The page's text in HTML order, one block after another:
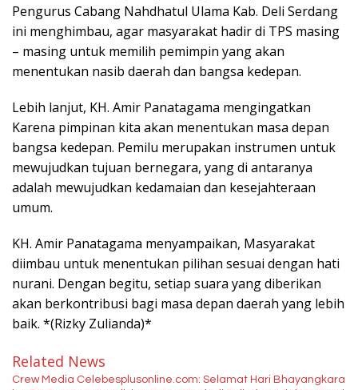
Pengurus Cabang Nahdhatul Ulama Kab. Deli Serdang
ini menghimbau, agar masyarakat hadir di TPS masing
– masing untuk memilih pemimpin yang akan
menentukan nasib daerah dan bangsa kedepan.
Lebih lanjut, KH. Amir Panatagama mengingatkan
Karena pimpinan kita akan menentukan masa depan
bangsa kedepan. Pemilu merupakan instrumen untuk
mewujudkan tujuan bernegara, yang di antaranya
adalah mewujudkan kedamaian dan kesejahteraan
umum.
KH. Amir Panatagama menyampaikan, Masyarakat
diimbau untuk menentukan pilihan sesuai dengan hati
nurani. Dengan begitu, setiap suara yang diberikan
akan berkontribusi bagi masa depan daerah yang lebih
baik. *(Rizky Zulianda)*
Related News
Crew Media Celebesplusonline.com: Selamat Hari Bhayangkara